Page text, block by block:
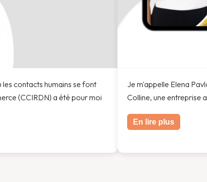
contacts humains se font
(CCIRDN) a été pour moi
Je m'appelle Elena
Colline, une entreprise
En lire plus